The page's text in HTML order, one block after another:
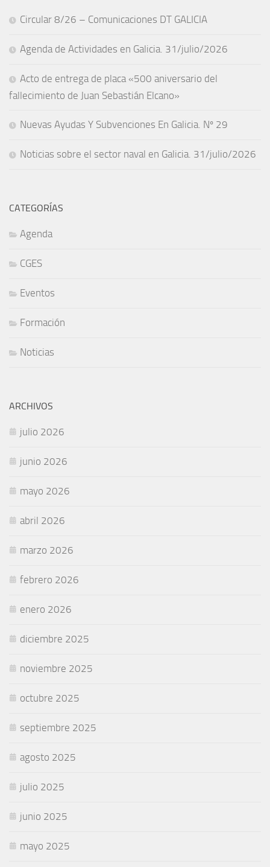
Circular 8/26 – Comunicaciones DT GALICIA
Agenda de Actividades en Galicia. 31/julio/2026
Acto de entrega de placa «500 aniversario del
fallecimiento de Juan Sebastián Elcano»
Nuevas Ayudas Y Subvenciones En Galicia. Nº 29
Noticias sobre el sector naval en Galicia. 31/julio/2026
CATEGORÍAS
Agenda
CGES
Eventos
Formación
Noticias
ARCHIVOS
julio 2026
junio 2026
mayo 2026
abril 2026
marzo 2026
febrero 2026
enero 2026
diciembre 2025
noviembre 2025
octubre 2025
septiembre 2025
agosto 2025
julio 2025
junio 2025
mayo 2025